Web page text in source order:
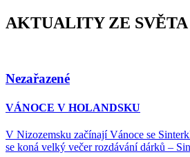
AKTUALITY ZE
Nezařazené
VÁNOCE V HOLANDSKU
V Nizozemsku začínají Vánoce se
se koná velký večer rozdávání dárků –